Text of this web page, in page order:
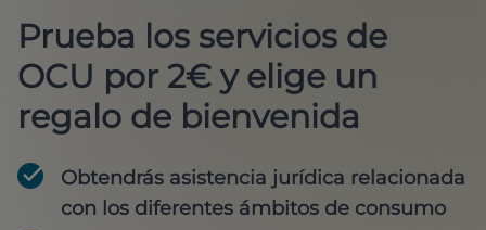
Prueba los servicios de
OCU por 2€ y elige un
regalo de bienvenida
Obtendrás asistencia jurídica relacionada
con los diferentes ámbitos de consumo